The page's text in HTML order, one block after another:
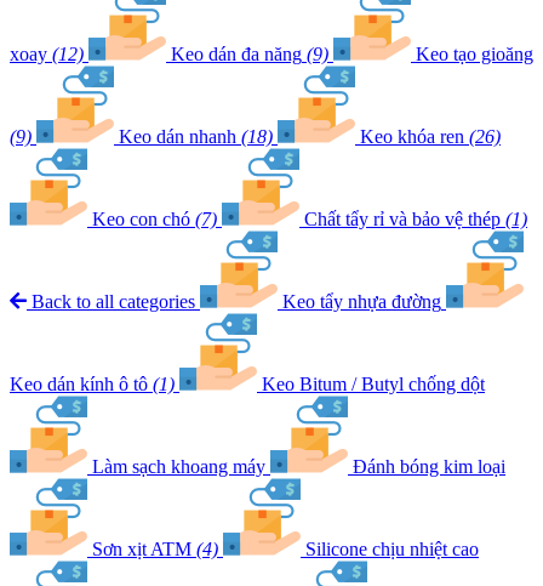
xoay (12) Keo dán đa năng (9) Keo tạo gioăng
(9) Keo dán nhanh (18) Keo khóa ren (26)
Keo con chó (7) Chất tẩy rỉ và bảo vệ thép (1)
Back to all categories Keo tẩy nhựa đường
Keo dán kính ô tô (1) Keo Bitum / Butyl chống dột
Làm sạch khoang máy Đánh bóng kim loại
Sơn xịt ATM (4) Silicone chịu nhiệt cao